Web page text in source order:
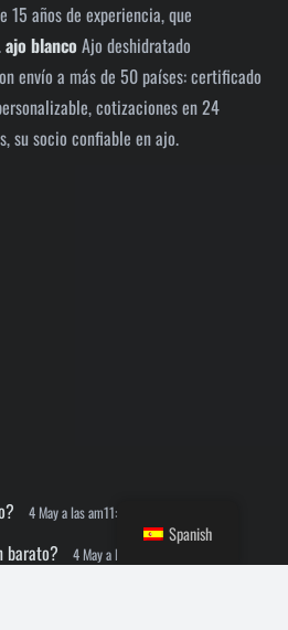
15 años de experiencia, que
ajo blanco Ajo deshidratado
envío a más de 50 países: certificado
cotizaciones en 24
su socio confiable en ajo.
4 May a las am11:56
barato? 4 May a las am11:49
Spanish